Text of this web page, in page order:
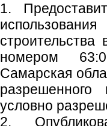
1.
номером
Самарская
разрешенного
условно
2.